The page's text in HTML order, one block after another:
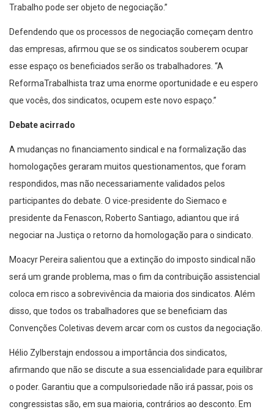
Trabalho pode ser objeto de negociação.”
Defendendo que os processos de negociação começam dentro
das empresas, afirmou que se os sindicatos souberem ocupar
esse espaço os beneficiados serão os trabalhadores. “A
ReformaTrabalhista traz uma enorme oportunidade e eu espero
que vocês, dos sindicatos, ocupem este novo espaço.”
Debate acirrado
A mudanças no financiamento sindical e na formalização das
homologações geraram muitos questionamentos, que foram
respondidos, mas não necessariamente validados pelos
participantes do debate. O vice-presidente do Siemaco e
presidente da Fenascon, Roberto Santiago, adiantou que irá
negociar na Justiça o retorno da homologação para o sindicato.
Moacyr Pereira salientou que a extinção do imposto sindical não
será um grande problema, mas o fim da contribuição assistencial
coloca em risco a sobrevivência da maioria dos sindicatos. Além
disso, que todos os trabalhadores que se beneficiam das
Convenções Coletivas devem arcar com os custos da negociação.
Hélio Zylberstajn endossou a importância dos sindicatos,
afirmando que não se discute a sua essencialidade para equilibrar
o poder. Garantiu que a compulsoriedade não irá passar, pois os
congressistas são, em sua maioria, contrários ao desconto. Em